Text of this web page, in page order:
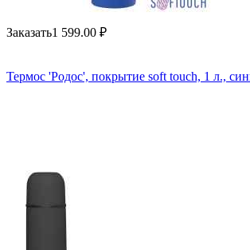
Заказать1 599.00 ₽
Термос 'Родос', покрытие soft touch, 1 л.,